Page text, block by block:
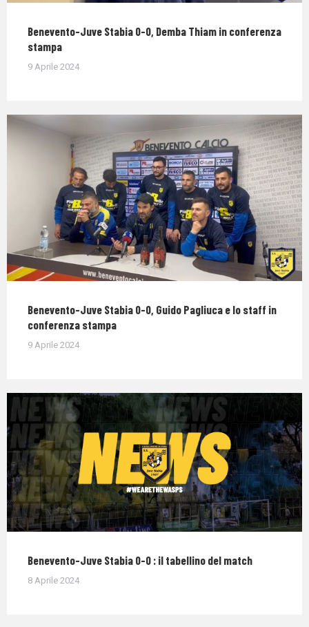
Benevento-Juve Stabia 0-0, Demba Thiam in conferenza
stampa
9 Aprile 2024
Benevento-Juve Stabia 0-0, Guido Pagliuca e lo staff in
conferenza stampa
9 Aprile 2024
Benevento-Juve Stabia 0-0 : il tabellino del match
8 Aprile 2024